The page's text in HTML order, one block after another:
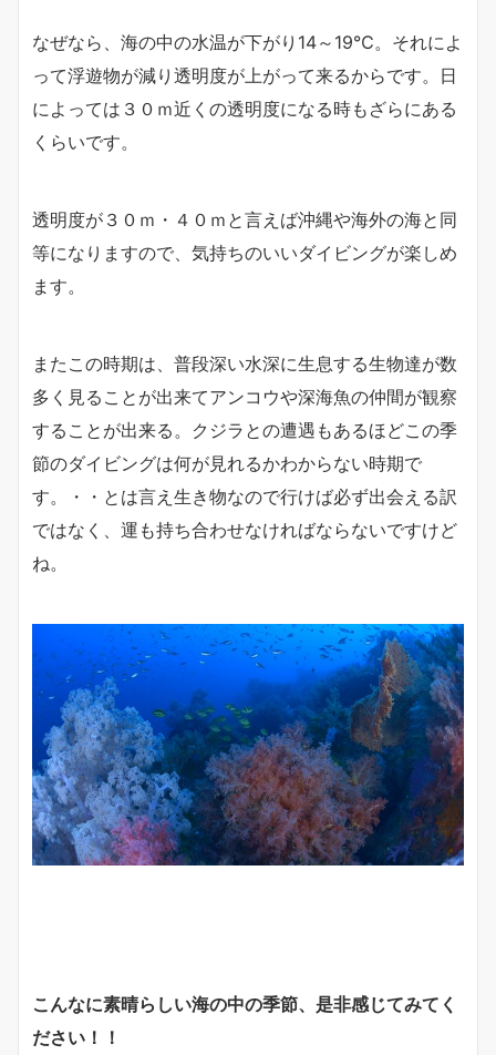
なぜなら、海の中の水温が下がり14～19℃。それによ
って浮遊物が減り透明度が上がって来るからです。日
によっては３０ｍ近くの透明度になる時もざらにある
くらいです。
透明度が３０ｍ・４０ｍと言えば沖縄や海外の海と同
等になりますので、気持ちのいいダイビングが楽しめ
ます。
またこの時期は、普段深い水深に生息する生物達が数
多く見ることが出来てアンコウや深海魚の仲間が観察
することが出来る。クジラとの遭遇もあるほどこの季
節のダイビングは何が見れるかわからない時期で
す。・・とは言え生き物なので行けば必ず出会える訳
ではなく、運も持ち合わせなければならないですけど
ね。
こんなに素晴らしい海の中の季節、是非感じてみてく
ださい！！